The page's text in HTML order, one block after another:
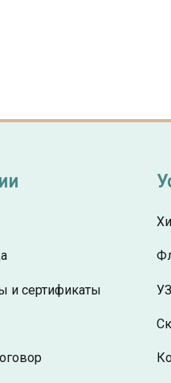
и сертификаты